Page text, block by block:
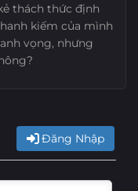
2 Tập 1
thách thức định
kiếm của mình
vọng, nhưng
Đăng Nhập